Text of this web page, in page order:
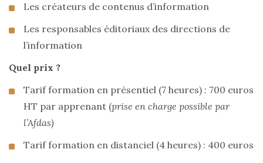
Les créateurs de contenus d’information
Les responsables éditoriaux des directions de
l’information
Quel prix ?
Tarif formation en présentiel (7 heures) : 700 euros
HT par apprenant (prise en charge possible par
l’Afdas)
Tarif formation en distanciel (4 heures) : 400 euros